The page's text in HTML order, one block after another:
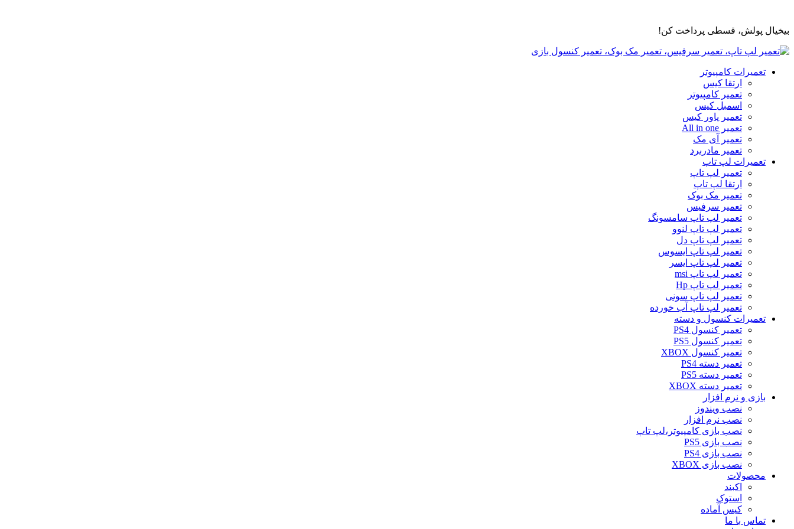
محتوا
بیخیال پولش، قسطی پرداخت کن!
تعمیرات کامپیوتر
ارتقا کیس
تعمیر کامپیوتر
اسمبل کیس
تعمیر پاور کیس
تعمیر All in one
تعمیر آی مک
تعمیر مادربرد
تعمیرات لپ تاپ
تعمیر لپ تاپ
ارتقا لپ تاپ
تعمیر مک بوک
تعمیر سرفیس
تعمیر لپ تاپ سامسونگ
تعمیر لپ تاپ لنوو
تعمیر لپ تاپ دل
تعمیر لپ تاپ ایسوس
تعمیر لپ تاپ ایسر
تعمیر لپ تاپ msi
تعمیر لپ تاپ Hp
تعمیر لپ تاپ سونی
تعمیر لپ تاپ آب خورده
تعمیرات کنسول و دسته
تعمیر کنسول PS4
تعمیر کنسول PS5
تعمیر کنسول XBOX
تعمیر دسته PS4
تعمیر دسته PS5
تعمیر دسته XBOX
بازی و نرم افزار
نصب ویندوز
نصب نرم افزار
نصب بازی کامپیوتر،لپ تاپ
نصب بازی PS5
نصب بازی PS4
نصب بازی XBOX
محصولات
اکبند
استوک
کیس آماده
تماس با ما